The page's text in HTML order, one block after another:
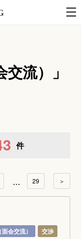
交流）」
件
... 29 ＞
会交流）
交渉